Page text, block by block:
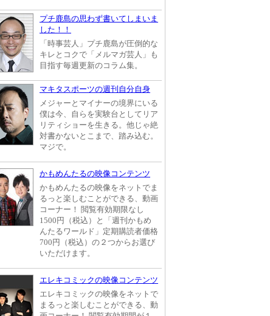
プチ鹿島の思わず書いてしまいま
した！！
「時事芸人」プチ鹿島が圧倒的な
キレとコクで「メルマガ芸人」も
目指す毎週更新のコラム集。
マキタスポーツの週刊自分自身
メジャーとマイナーの境界にいる
僕は今、自らを実験台としてリア
リティショーを生きる。他じゃ絶
対書かないとこまで、踏み込む。
マジで。
かもめんたるの映像コンテンツ
かもめんたるの映像をネットでま
るっと楽しむことができる、動画
コーナー！ 閲覧有効期限なし
1500円（税込）と「週刊かもめ
んたるワールド」定期購読者価格
700円（税込）の２つからお選び
いただけます。
エレキコミックの映像コンテンツ
エレキコミックの映像をネットで
まるっと楽しむことができる、動